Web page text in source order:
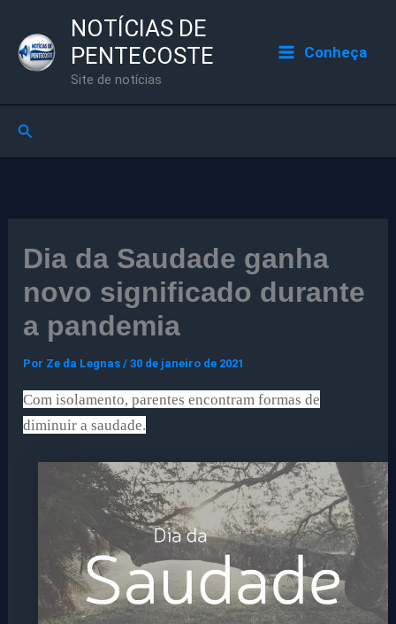
para
NOTÍCIAS DE
PENTECOSTE
Site de notícias
Conheça
Pesquisar
Dia da Saudade ganha
novo significado durante
a pandemia
Por Ze da Legnas/30 de janeiro de 2021
Com isolamento, parentes encontram formas de
diminuir a saudade.